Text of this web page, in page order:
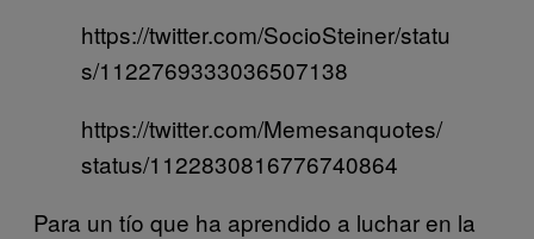
https://twitter.com/SocioSteiner/statu
s/1122769333036507138
https://twitter.com/Memesanquotes/
status/1122830816776740864
Para un tío que ha aprendido a luchar en la